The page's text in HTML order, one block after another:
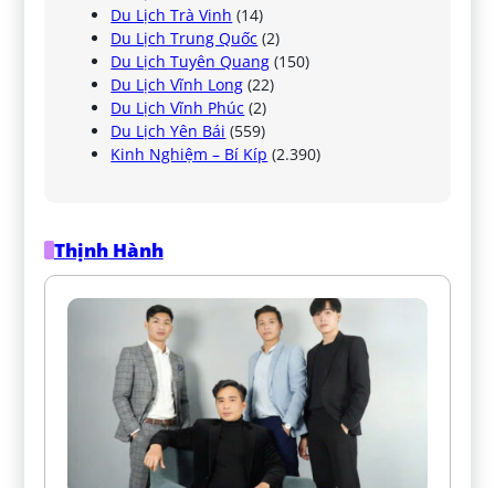
Du Lịch Trà Vinh (14)
Du Lịch Trung Quốc (2)
Du Lịch Tuyên Quang (150)
Du Lịch Vĩnh Long (22)
Du Lịch Vĩnh Phúc (2)
Du Lịch Yên Bái (559)
Kinh Nghiệm – Bí Kíp (2.390)
Thịnh Hành